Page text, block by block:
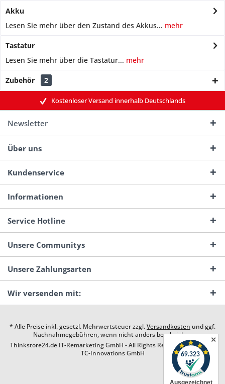
Akku
Lesen Sie mehr über den Zustand des Akkus... mehr
Tastatur
Lesen Sie mehr über die Tastatur... mehr
Zubehör 2
Kostenloser Versand innerhalb Deutschlands
Newsletter
Über uns
Kundenservice
Informationen
Service Hotline
Unsere Communitys
Unsere Zahlungsarten
Wir versenden mit:
* Alle Preise inkl. gesetzl. Mehrwertsteuer zzgl.Versandkosten und ggf.
Nachnahmegebühren, wenn nicht anders beschrieben
Thinkstore24.de IT-Remarketing GmbH - All Rights Reserved. Design by
TC-Innovations GmbH
✕